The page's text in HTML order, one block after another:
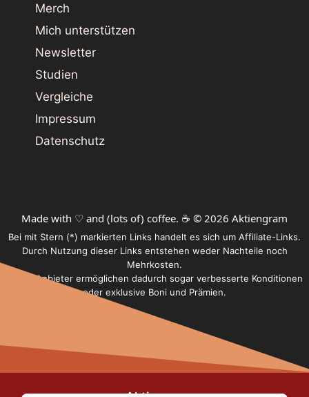
Merch
Mich unterstützen
Newsletter
Studien
Vergleiche
Impressum
Datenschutz
Made with ♡ and (lots of) coffee. ☕️ © 2026 Aktiengram
Bei mit Stern (*) markierten Links handelt es sich um Affiliate-Links.
Durch Nutzung dieser Links entstehen weder Nachteile noch
Mehrkosten.
Einige Anbieter ermöglichen dadurch sogar verbesserte Konditionen
oder exklusive Boni und Prämien.